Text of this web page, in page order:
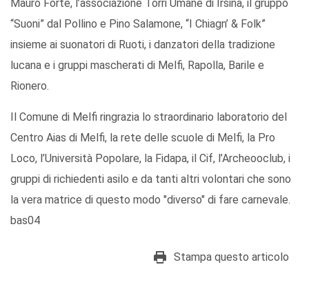
Mauro Forte, l’associazione Torri Umane di Irsina, il gruppo
“Suoni” dal Pollino e Pino Salamone, “I Chiagn’ & Folk”
insieme ai suonatori di Ruoti, i danzatori della tradizione
lucana e i gruppi mascherati di Melfi, Rapolla, Barile e
Rionero.
Il Comune di Melfi ringrazia lo straordinario laboratorio del
Centro Aias di Melfi, la rete delle scuole di Melfi, la Pro
Loco, l’Università Popolare, la Fidapa, il Cif, l’Archeooclub, i
gruppi di richiedenti asilo e da tanti altri volontari che sono
la vera matrice di questo modo "diverso" di fare carnevale.
bas04
Stampa questo articolo